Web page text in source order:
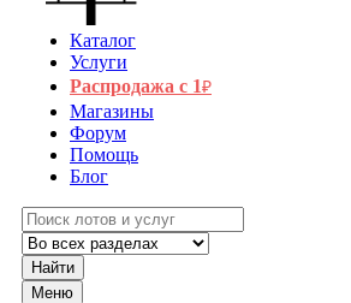
Каталог
Услуги
Распродажа с 1₽
Магазины
Форум
Помощь
Блог
Найти
Меню